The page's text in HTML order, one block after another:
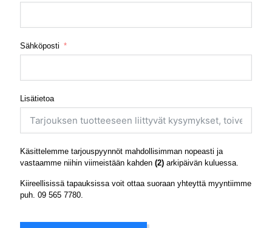
Sähköposti
Lisätietoa
Käsittelemme tarjouspyynnöt mahdollisimman nopeasti ja
vastaamme niihin viimeistään kahden (2) arkipäivän kuluessa.
Kiireellisissä tapauksissa voit ottaa suoraan yhteyttä myyntiimme
puh. 09 565 7780